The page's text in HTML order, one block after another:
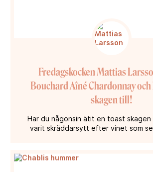
Fredagskocken Mattias
Bouchard Aîné Chardonnay
skagen till!
Har du någonsin ätit en toast
varit skräddarsytt efter vinet som